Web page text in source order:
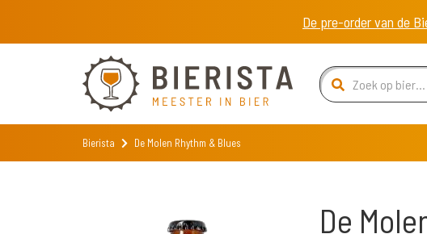
De pre-order van de
Bierista De Molen Rhythm & Blues
De